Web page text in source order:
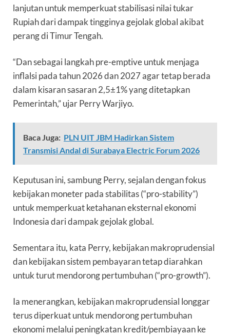
lanjutan untuk memperkuat stabilisasi nilai tukar
Rupiah dari dampak tingginya gejolak global akibat
perang di Timur Tengah.
“Dan sebagai langkah pre-emptive untuk menjaga
inflalsi pada tahun 2026 dan 2027 agar tetap berada
dalam kisaran sasaran 2,5±1% yang ditetapkan
Pemerintah,” ujar Perry Warjiyo.
Baca Juga: PLN UIT JBM Hadirkan Sistem
Transmisi Andal di Surabaya Electric Forum 2026
Keputusan ini, sambung Perry, sejalan dengan fokus
kebijakan moneter pada stabilitas (“pro-stability”)
untuk memperkuat ketahanan eksternal ekonomi
Indonesia dari dampak gejolak global.
Sementara itu, kata Perry, kebijakan makroprudensial
dan kebijakan sistem pembayaran tetap diarahkan
untuk turut mendorong pertumbuhan (“pro-growth”).
Ia menerangkan, kebijakan makroprudensial longgar
terus diperkuat untuk mendorong pertumbuhan
ekonomi melalui peningkatan kredit/pembiayaan ke